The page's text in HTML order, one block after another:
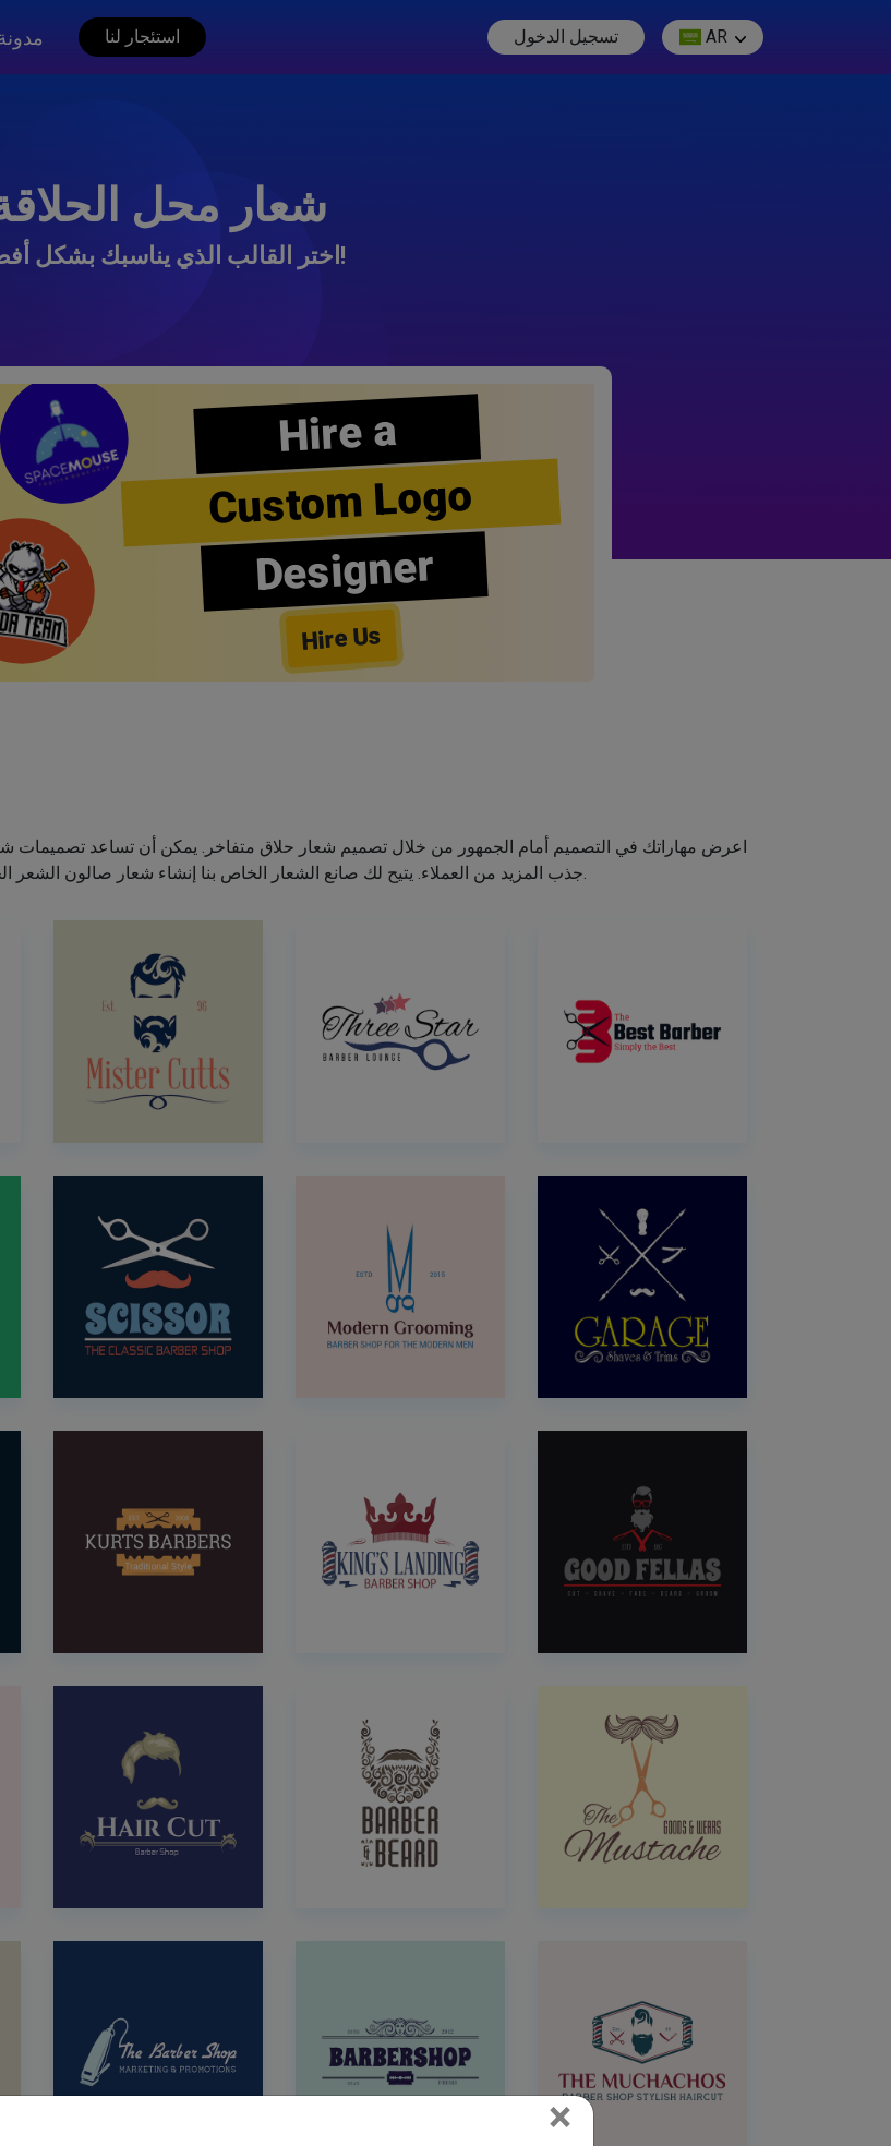
استئجار لنا تسجيل الدخول AR
شعار محل
اختر القالب الذي يناسبك بشكل أفضل!
Hire a
Custom Logo
Designer
Hire Us
اعرض مهاراتك في التصميم أمام الجمهور من خلال تصميم شعار حلاق متفاخر. يمكن أن تساعد تصميمات
جذب المزيد من العملاء. يتيح لك صانع الشعار الخاص بنا إنشاء شعار صالون الشعر الخاص بك دون اكتساب مهارات التصميم.
× Close